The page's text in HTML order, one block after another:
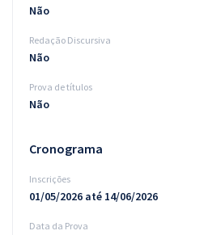
Não
Redação Discursiva
Não
Prova de títulos
Não
Cronograma
Inscrições
01/05/2026 até 14/06/2026
Data da Prova